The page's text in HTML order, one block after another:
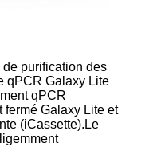
de purification des
qPCR Galaxy Lite
qPCR
fermé Galaxy Lite et
(iCassette).Le